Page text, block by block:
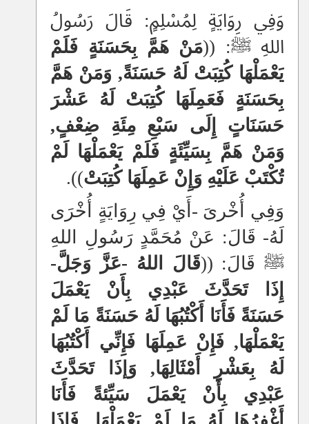
وَفِي رِوَايَةٍ لِمُسْلِمٍ: قَالَ رَسُولُ
اللهِ ﷺ: ((مَنْ هَمَّ بِحَسَنَةٍ فَلَمْ
يَعْمَلْهَا كُتِبَتْ لَهُ حَسَنَةً, وَمَنْ هَمَّ
بِحَسَنَةٍ فَعَمِلَهَا كُتِبَتْ لَهُ عَشْرَ
حَسَنَاتٍ إِلَى سَبْعِ مِئَةِ ضِعْفٍ,
وَمَنْ هَمَّ بِسَيِّئَةٍ فَلَمْ يَعْمَلْهَا لَمْ
تُكْتَبْ عَلَيْهِ وَإِنْ عَمِلَهَا كُتِبَتْ)).
وَفِي أُخْرىَ - أَيْ فِي رِوَايَةٍ أُخْرَى
لَهُ- قَالَ: عَنْ مُحَمَّدٍ رَسُولِ اللهِ
ﷺ قَالَ: ((قَالَ اللهُ -عَزَّ وَجَلَّ-
إِذَا تَحَدَّثَ عَبْدِي بِأَنْ يَعْمَلَ
حَسَنَةً فَأَنَا أَكْتُبُهَا لَهُ حَسَنَةً مَا لَمْ
يَعْمَلْهَا, فَإِنْ عَمِلَهَا فَإِنِّي أَكْتُبُهَا
لَهُ بِعَشْرِ أَمْثَالِهَا, وَإذَا تَحَدَّثَ
عَبْدِي بِأَنْ يَعْمَلَ سَيِّئةً فَأَنَا